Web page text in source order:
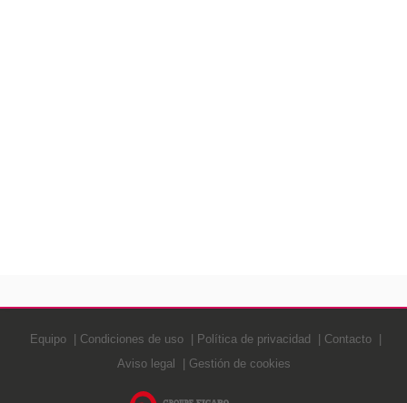
Equipo Condiciones de uso Política de privacidad
Contacto
Aviso legal
Gestión de cookies